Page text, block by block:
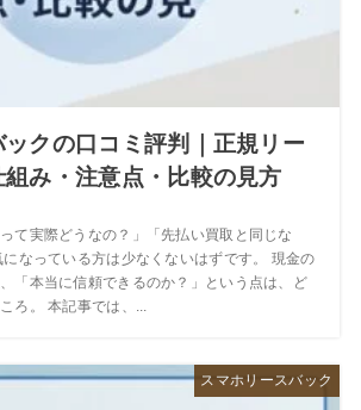
クの口コミ評判｜正規リー
み・注意点・比較の見方
て実際どうなの？」「先払い買取と同じな
なっている方は少なくないはずです。 現金の
「本当に信頼できるのか？」という点は、ど
ろ。 本記事では、...
スマホリースバック